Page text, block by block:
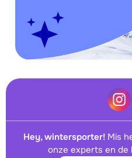
Hey, wintersporter! Mis
onze experts en de